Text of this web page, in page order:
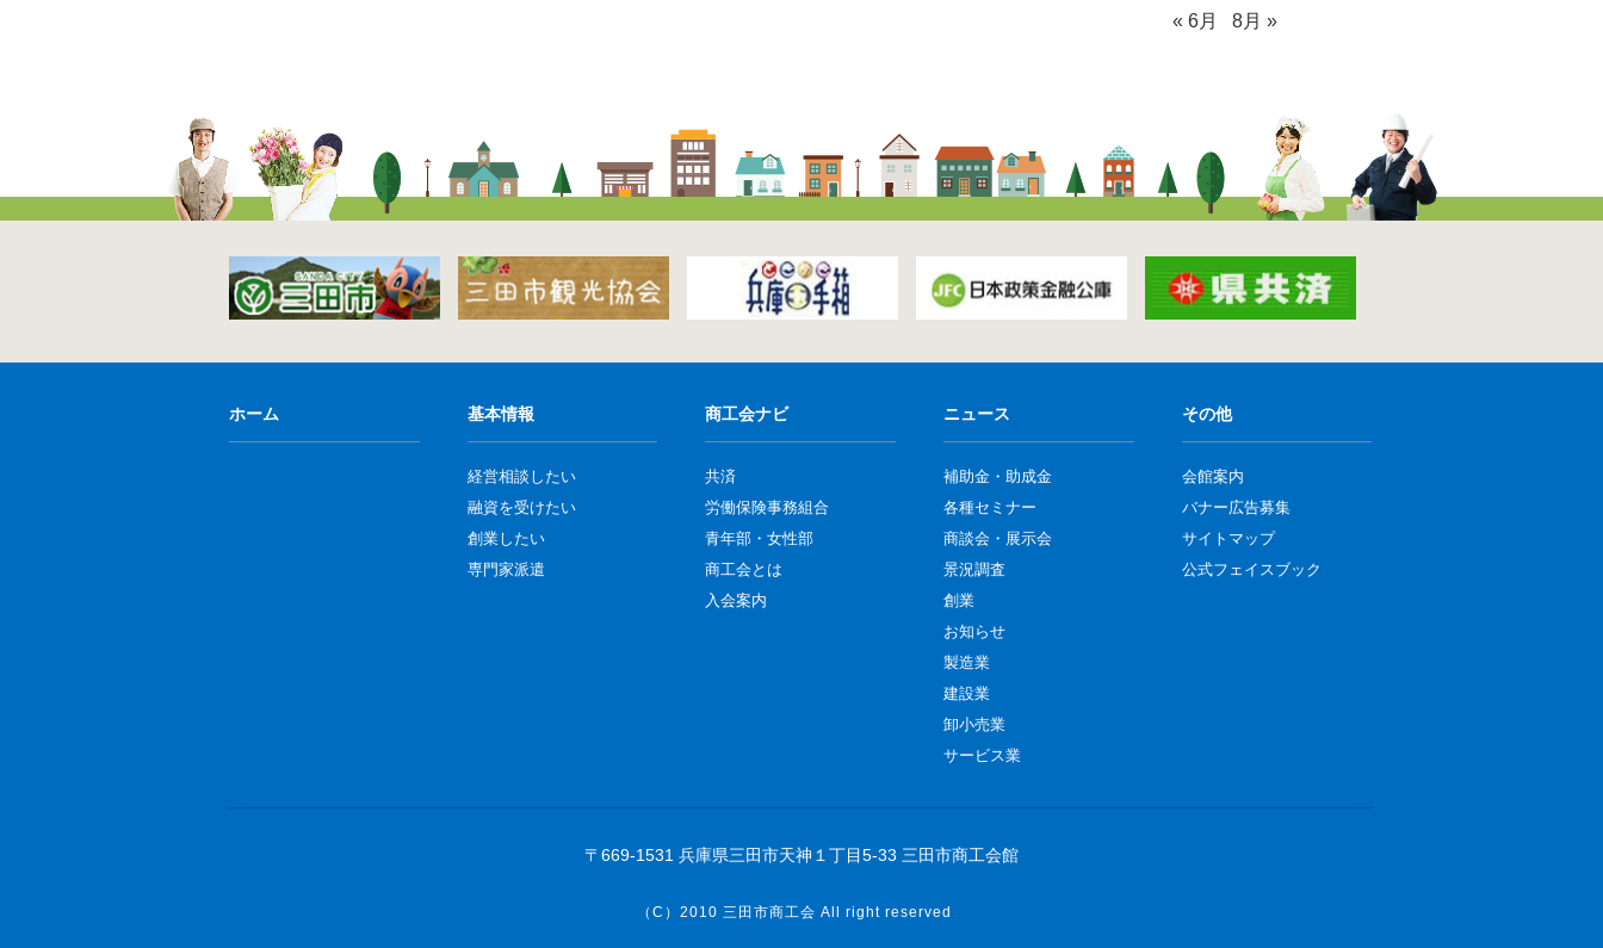
« 6月 8月 »
ホーム 基本情報
経営相談したい
融資を受けたい
創業したい
専門家派遣
商工会ナビ
共済
労働保険事務組合
青年部・女性部
商工会とは
入会案内
ニュース
補助金・助成金
各種セミナー
商談会・展示会
景況調査
創業
お知らせ
製造業
建設業
卸小売業
サービス業
その他
会館案内
バナー広告募集
サイトマップ
公式フェイスブック
〒669-1531 兵庫県三田市天神１丁目5-33 三田市商工会館
（C）2010 三田市商工会 All right reserved